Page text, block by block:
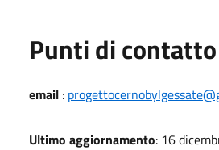
Punti di contatto
email :
Ultimo aggiornamento: 16